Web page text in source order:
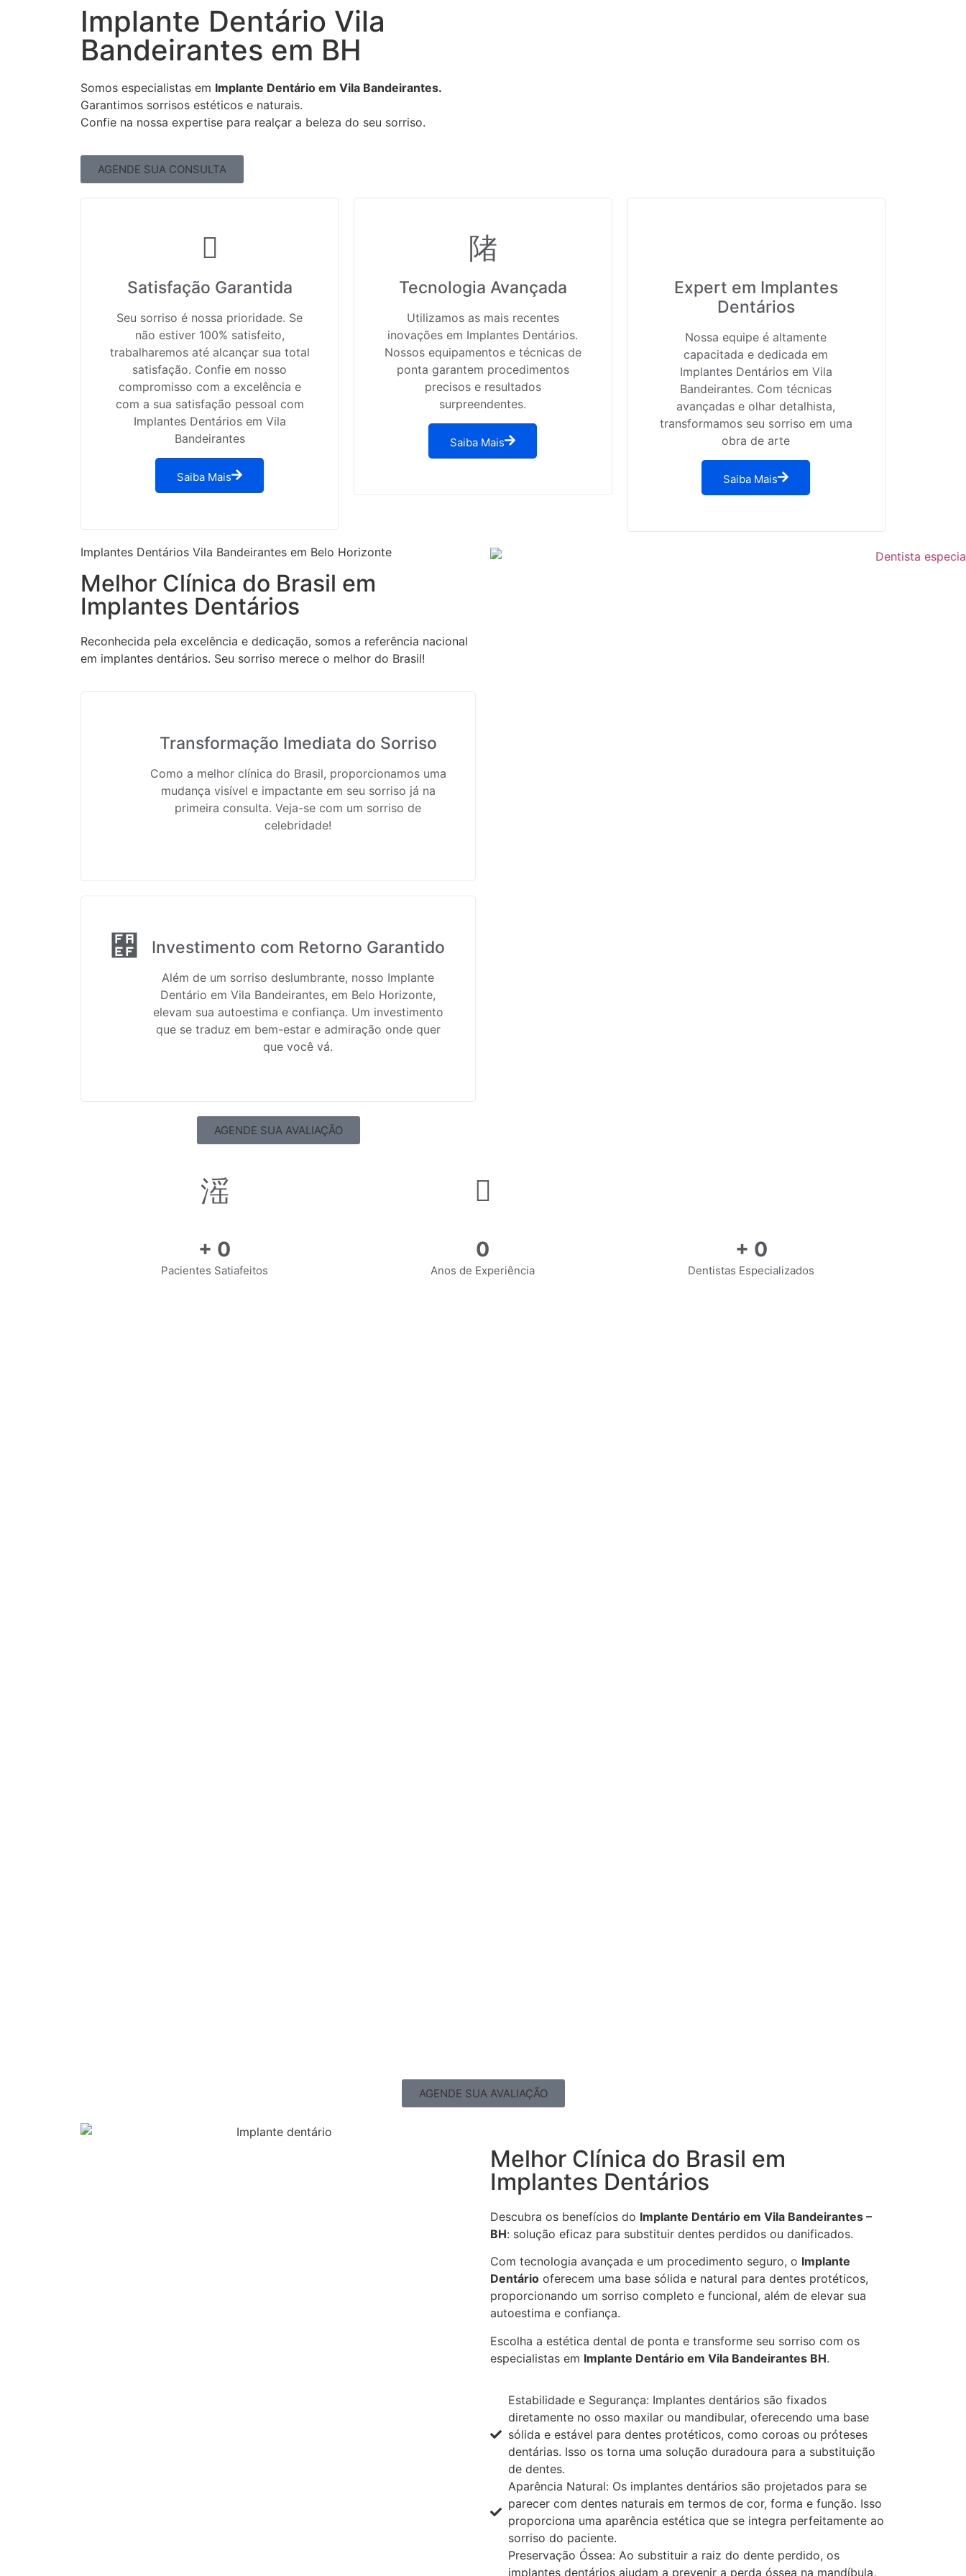
Implante Dentário Vila
Bandeirantes em BH
Somos especialistas em Implante Dentário em Vila Bandeirantes.
Garantimos sorrisos estéticos e naturais.
Confie na nossa expertise para realçar a beleza do seu sorriso.
AGENDE SUA CONSULTA
Satisfação Garantida
Seu sorriso é nossa prioridade. Se
não estiver 100% satisfeito,
trabalharemos até alcançar sua total
satisfação. Confie em nosso
compromisso com a excelência e
com a sua satisfação pessoal com
Implantes Dentários em Vila
Bandeirantes
Saiba Mais
Tecnologia Avançada
Utilizamos as mais recentes
inovações em Implantes Dentários.
Nossos equipamentos e técnicas de
ponta garantem procedimentos
precisos e resultados
surpreendentes.
Saiba Mais
Expert em Implantes
Dentários
Nossa equipe é altamente
capacitada e dedicada em
Implantes Dentários em Vila
Bandeirantes. Com técnicas
avançadas e olhar detalhista,
transformamos seu sorriso em uma
obra de arte
Saiba Mais
Implantes Dentários Vila Bandeirantes em Belo Horizonte
Melhor Clínica do Brasil em
Implantes Dentários
Reconhecida pela excelência e dedicação, somos a referência nacional
em implantes dentários. Seu sorriso merece o melhor do Brasil!
Transformação Imediata do Sorriso
Como a melhor clínica do Brasil, proporcionamos uma
mudança visível e impactante em seu sorriso já na
primeira consulta. Veja-se com um sorriso de
celebridade!
Investimento com Retorno Garantido
Além de um sorriso deslumbrante, nosso Implante
Dentário em Vila Bandeirantes, em Belo Horizonte,
elevam sua autoestima e confiança. Um investimento
que se traduz em bem-estar e admiração onde quer
que você vá.
AGENDE SUA AVALIAÇÃO
+ 0
Pacientes Satiafeitos
0
Anos de Experiência
+ 0
Dentistas Especializados
AGENDE SUA AVALIAÇÃO
Melhor Clínica do Brasil em
Implantes Dentários
Descubra os benefícios do Implante Dentário em Vila Bandeirantes –
BH: solução eficaz para substituir dentes perdidos ou danificados.
Com tecnologia avançada e um procedimento seguro, o Implante
Dentário oferecem uma base sólida e natural para dentes protéticos,
proporcionando um sorriso completo e funcional, além de elevar sua
autoestima e confiança.
Escolha a estética dental de ponta e transforme seu sorriso com os
especialistas em Implante Dentário em Vila Bandeirantes BH.
Estabilidade e Segurança: Implantes dentários são fixados
diretamente no osso maxilar ou mandibular, oferecendo uma base
sólida e estável para dentes protéticos, como coroas ou próteses
dentárias. Isso os torna uma solução duradoura para a substituição
de dentes.
Aparência Natural: Os implantes dentários são projetados para se
parecer com dentes naturais em termos de cor, forma e função. Isso
proporciona uma aparência estética que se integra perfeitamente ao
sorriso do paciente.
Preservação Óssea: Ao substituir a raiz do dente perdido, os
implantes dentários ajudam a prevenir a perda óssea na mandíbula,